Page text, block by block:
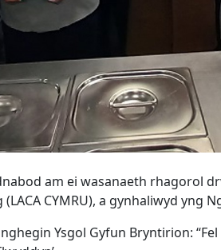
am ei wasanaeth rhagorol
CYMRU), a gynhaliwyd yng
Ysgol Gyfun Bryntirion: